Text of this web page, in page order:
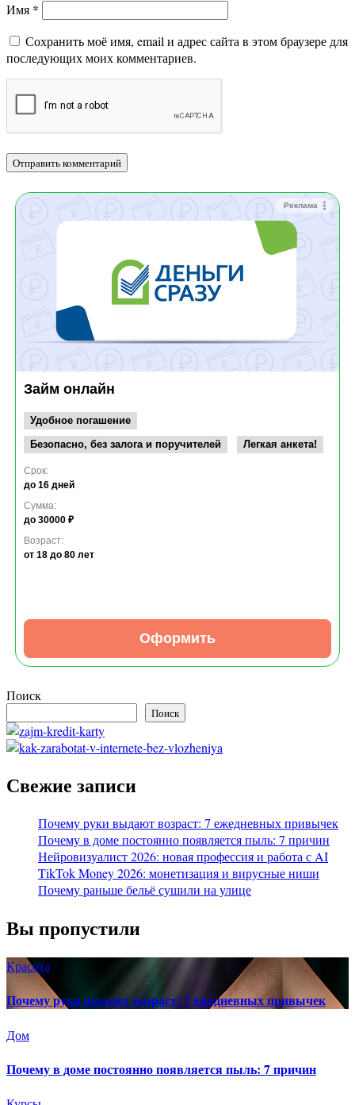
Имя *
Сохранить моё имя, email и адрес сайта в этом браузере для
последующих моих комментариев.
Реклама
Займ онлайн
Удобное погашение
Безопасно, без залога и поручителей
Легкая анкета!
Срок:
до 16 дней
Сумма:
до 30000 ₽
Возраст:
от 18 до 80 лет
Оформить
Поиск
Поиск
Свежие записи
Почему руки выдают возраст: 7 ежедневных привычек
Почему в доме постоянно появляется пыль: 7 причин
Нейровизуалист 2026: новая профессия и работа с AI
TikTok Money 2026: монетизация и вирусные ниши
Почему раньше бельё сушили на улице
Вы пропустили
Красота
Почему руки выдают возраст: 7 ежедневных привычек
Дом
Почему в доме постоянно появляется пыль: 7 причин